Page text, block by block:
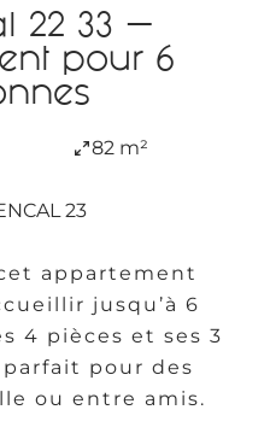
22 33 —
pour 6
82 m²
23
appartement
jusqu’à 6
4 pièces et ses 3
pour des
ou entre amis.